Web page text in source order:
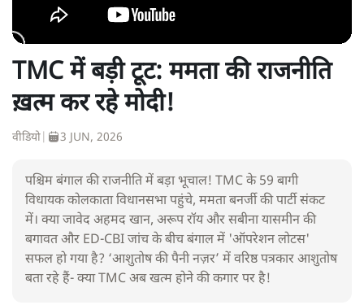
TMC में बड़ी टूट: ममता की राजनीति
ख़त्म कर रहे मोदी!
वीडियो 3 JUN, 2026
पश्चिम बंगाल की राजनीति में बड़ा भूचाल! TMC के 59 बागी
विधायक कोलकाता विधानसभा पहुंचे, ममता बनर्जी की पार्टी संकट
में। क्या जावेद अहमद खान, अरूप रॉय और सबीना यासमीन की
बगावत और ED-CBI जांच के बीच बंगाल में 'ऑपरेशन लोटस'
सफल हो गया है? ‘आशुतोष की पैनी नज़र’ में वरिष्ठ पत्रकार आशुतोष
बता रहे हैं- क्या TMC अब खत्म होने की कगार पर है!